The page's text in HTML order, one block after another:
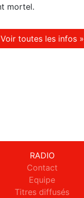
mortel.
Voir toutes les infos »
RADIO
Contact
Equipe
Titres diffusés